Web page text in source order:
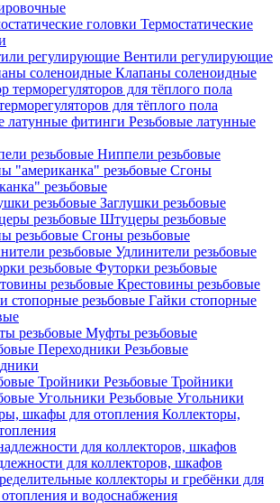
Термостатические
Вентили регулирующие
Клапаны соленоидные
для тёплого пола
Резьбовые латунные
Ниппели резьбовые
Сгоны
резьбовые
Заглушки резьбовые
Штуцеры резьбовые
Сгоны резьбовые
Удлинители резьбовые
Футорки резьбовые
Крестовины резьбовые
Гайки стопорные
Муфты резьбовые
Резьбовые
Резьбовые Тройники
Резьбовые Угольники
Коллекторы,
для коллекторов, шкафов